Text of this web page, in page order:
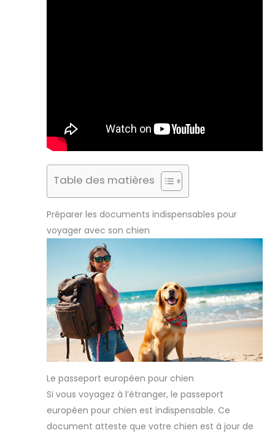
Table des matières
Préparer les documents indispensables pour
voyager avec son chien
Le passeport européen pour chien
Si vous voyagez à l’étranger, le passeport
européen pour chien est indispensable. Ce
document atteste que votre chien est à jour de